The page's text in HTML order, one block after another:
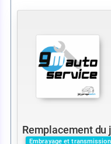
Remplacement du
Embrayage et transmission